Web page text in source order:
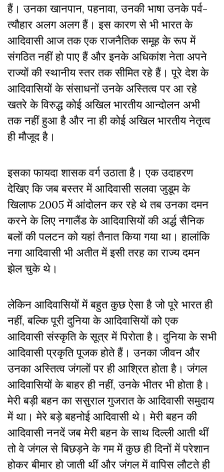
हैं। उनका खानपान, पहनावा, उनकी भाषा उनके पर्व-
त्यौहार अलग अलग हैं। इस कारण से भी भारत के
आदिवासी आज तक एक राजनैतिक समूह के रूप में
संगठित नहीं हो पाए हैं और इनके अधिकांश नेता अपने
राज्यों की स्थानीय स्तर तक सीमित रहे हैं। पूरे देश के
आदिवासियों के संसाधनों उनके अस्तित्व पर आ रहे
खतरे के विरुद्ध कोई अखिल भारतीय आन्दोलन अभी
तक नहीं हुआ है और ना ही कोई अखिल भारतीय नेतृत्व
ही मौजूद है।
इसका फायदा शासक वर्ग उठाता है। एक उदाहरण
देखिए कि जब बस्तर में आदिवासी सलवा जुडूम के
खिलाफ 2005 में आंदोलन कर रहे थे तब उनका दमन
करने के लिए नगालैंड के आदिवासियों की अर्द्ध सैनिक
बलों की पलटन को यहां तैनात किया गया था। हालांकि
नगा आदिवासी भी अतीत में इसी तरह का राज्य दमन
झेल चुके थे।
लेकिन आदिवासियों में बहुत कुछ ऐसा है जो पूरे भारत ही
नहीं, बल्कि पूरी दुनिया के आदिवासियों को एक
आदिवासी संस्कृति के सूत्र में पिरोता है। दुनिया के सभी
आदिवासी प्रकृति पूजक होते हैं। उनका जीवन और
उनका अस्तित्व जंगलों पर ही आश्रित होता है। जंगल
आदिवासियों के बाहर ही नहीं, उनके भीतर भी होता है।
मेरी बड़ी बहन का ससुराल गुजरात के आदिवासी समुदाय
में था। मेरे बड़े बहनोई आदिवासी थे। मेरी बहन की
आदिवासी ननदें जब मेरी बहन के साथ दिल्ली आती थीं
तो वे जंगल से बिछड़ने के गम में कुछ ही दिनों में परेशान
होकर बीमार हो जाती थीं और जंगल में वापिस लौटते ही